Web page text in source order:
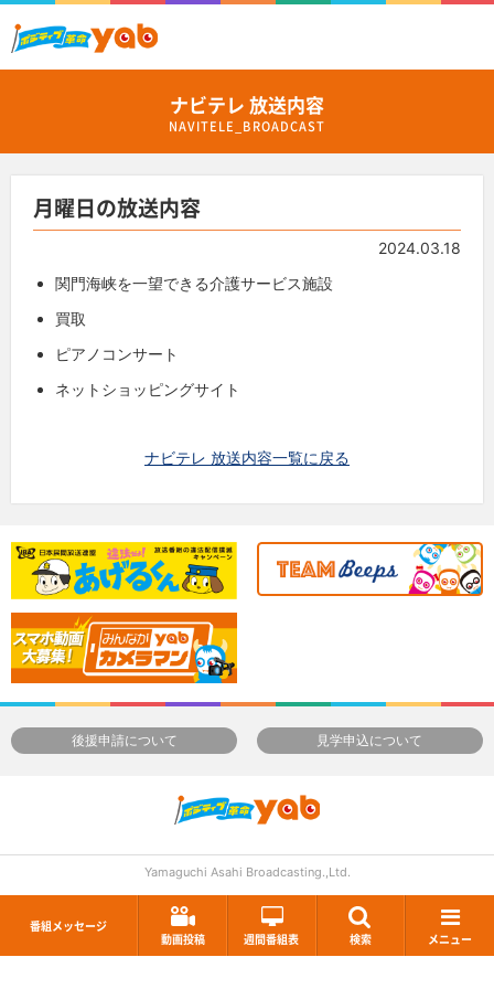
番組メッセージ
動画投稿
週間番組表 検索 メニュー
ナビテレ 放送内容
NAVITELE_BROADCAST
月曜日の放送内容
2024.03.18
関門海峡を一望できる介護サービス施設
買取
ピアノコンサート
ネットショッピングサイト
ナビテレ 放送内容一覧に戻る
後援申請について 見学申込について
Yamaguchi Asahi Broadcasting.,Ltd.